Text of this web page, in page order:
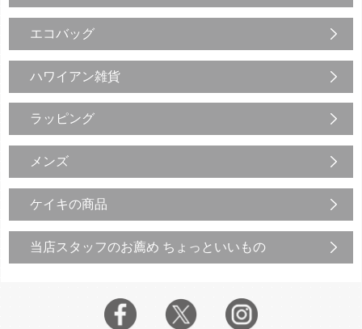
エコバッグ
ハワイアン雑貨
ラッピング
メンズ
ケイキの商品
当店スタッフのお薦め ちょっといいもの